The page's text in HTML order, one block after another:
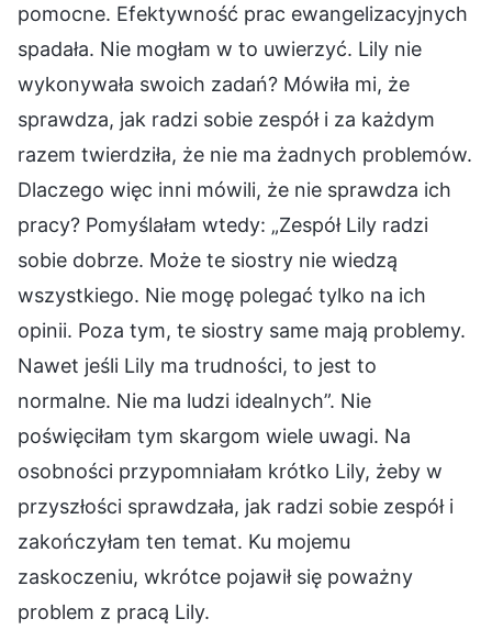
pomocne. Efektywność prac ewangelizacyjnych
spadała. Nie mogłam w to uwierzyć. Lily nie
wykonywała swoich zadań? Mówiła mi, że
sprawdza, jak radzi sobie zespół i za każdym
razem twierdziła, że nie ma żadnych problemów.
Dlaczego więc inni mówili, że nie sprawdza ich
pracy? Pomyślałam wtedy: „Zespół Lily radzi
sobie dobrze. Może te siostry nie wiedzą
wszystkiego. Nie mogę polegać tylko na ich
opinii. Poza tym, te siostry same mają problemy.
Nawet jeśli Lily ma trudności, to jest to
normalne. Nie ma ludzi idealnych”. Nie
poświęciłam tym skargom wiele uwagi. Na
osobności przypomniałam krótko Lily, żeby w
przyszłości sprawdzała, jak radzi sobie zespół i
zakończyłam ten temat. Ku mojemu
zaskoczeniu, wkrótce pojawił się poważny
problem z pracą Lily.